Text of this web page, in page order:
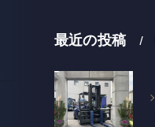
最近の投稿